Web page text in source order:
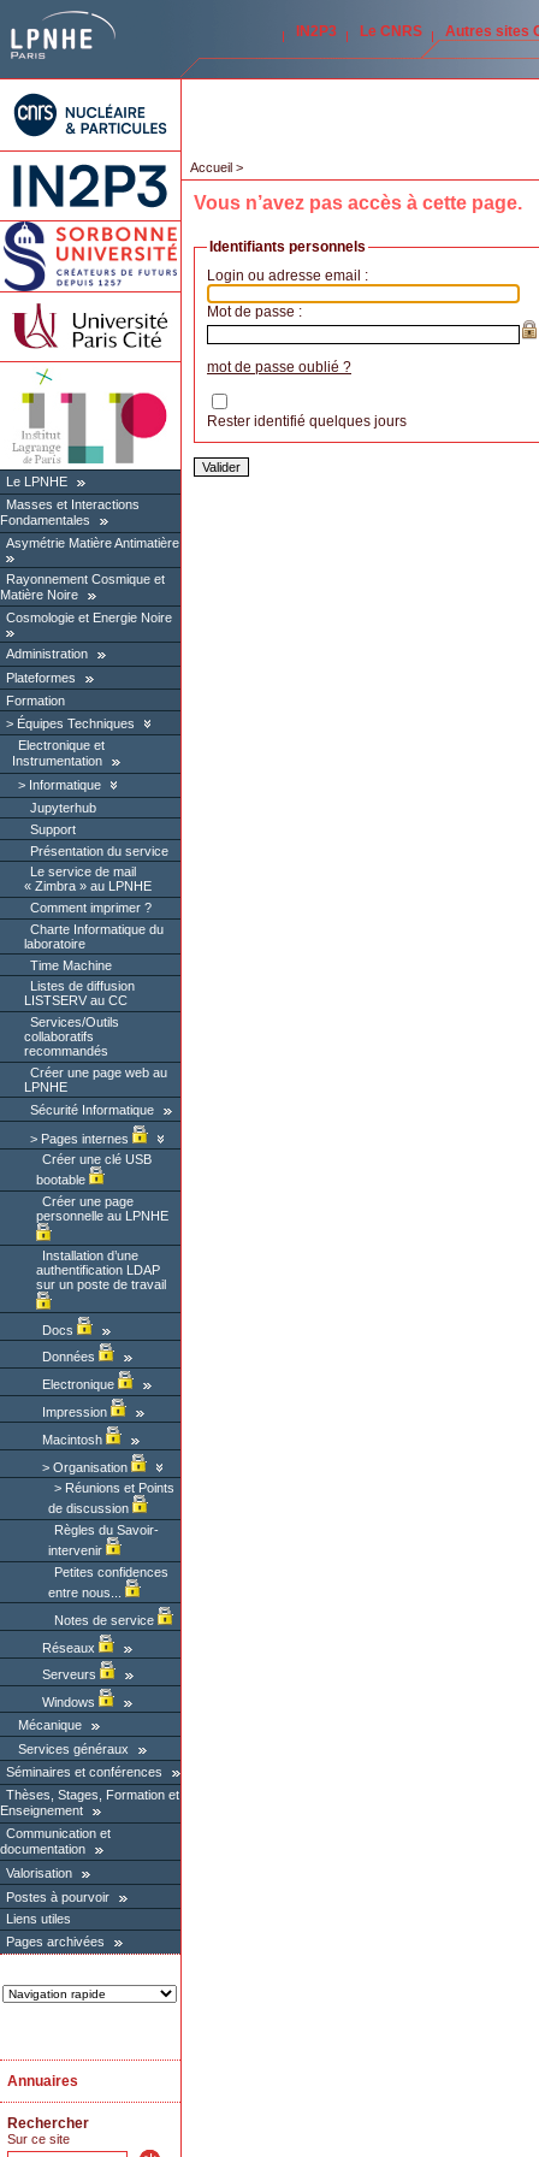
IN2P3 Le CNRS Autres sites
Le LPNHE
Masses et Interactions
Fondamentales
Asymétrie Matière Antimatière
Rayonnement Cosmique et
Matière Noire
Cosmologie et Energie Noire
Administration
Plateformes
Formation
Équipes Techniques
Electronique et
Instrumentation
Informatique
Jupyterhub
Support
Présentation du service
Le service de mail
« Zimbra » au LPNHE
Comment imprimer ?
Charte Informatique du
laboratoire
Time Machine
Listes de diffusion
LISTSERV au CC
Services/Outils
collaboratifs
recommandés
Créer une page web au
LPNHE
Sécurité Informatique
Pages internes
Créer une clé USB
bootable
Créer une page
personnelle au LPNHE
Installation d’une
authentification LDAP
sur un poste de travail
Docs
Données
Electronique
Impression
Macintosh
Organisation
Réunions et Points
de discussion
Règles du Savoir-
intervenir
Petites confidences
entre nous...
Notes de service
Réseaux
Serveurs
Windows
Mécanique
Services généraux
Séminaires et conférences
Thèses, Stages, Formation et
Enseignement
Communication et
documentation
Valorisation
Postes à pourvoir
Liens utiles
Pages archivées
Annuaires
Rechercher
Sur ce site
Accueil >
Vous n’avez pas accès à cette page.
Identifiants personnels
Login ou adresse email :
Mot de passe :
mot de passe oublié ?
Rester identifié quelques jours